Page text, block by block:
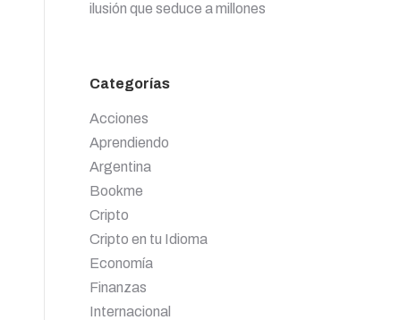
ilusión que seduce a millones
Categorías
Acciones
Aprendiendo
Argentina
Bookme
Cripto
Cripto en tu Idioma
Economía
Finanzas
Internacional